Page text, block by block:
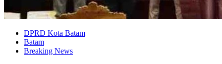
DPRD Kota Batam
Batam
Breaking News